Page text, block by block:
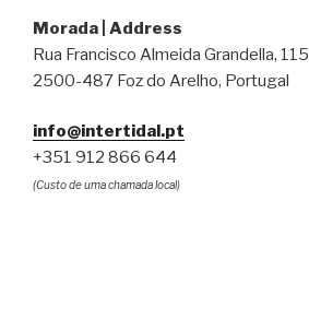
Morada | Address
Rua Francisco Almeida Grandella, 115
2500-487 Foz do Arelho, Portugal
info@intertidal.pt
+351 912 866 644
(Custo de uma chamada local)